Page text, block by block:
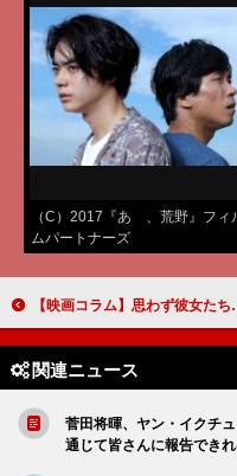
（C）2017『あゝ、荒野』フィ
ムパートナーズ
【映画コラム】思わず彼女たちを応援したくなる『LOCO DD 日本全国どこでもアイドル』
関連ニュース
菅田将暉、ヤン・イクチ
通じて皆さんに報告できれ